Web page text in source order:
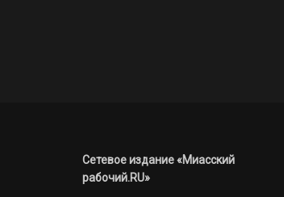
Сетевое издание «Миасский
рабочий.RU»